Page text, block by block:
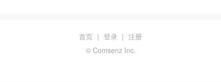
首页 | 登录 | 注册
© Comsenz Inc.